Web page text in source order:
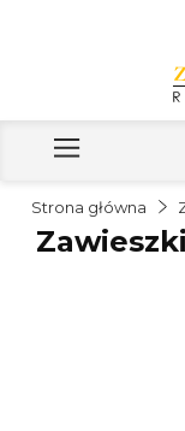
Strona główna